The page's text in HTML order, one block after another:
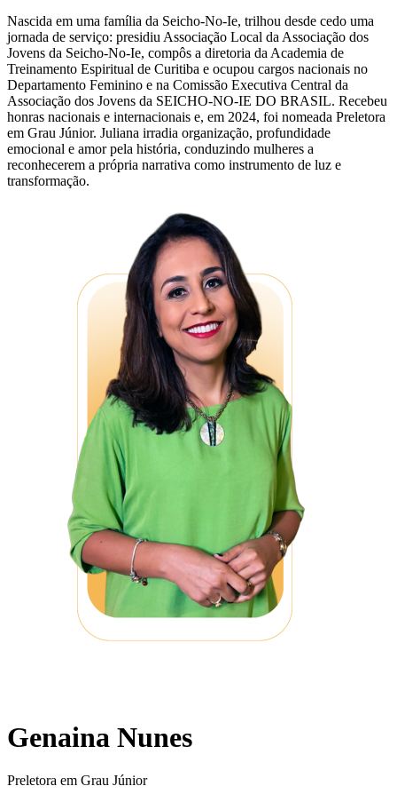
Nascida em uma família da Seicho-No-Ie, trilhou desde cedo uma
jornada de serviço: presidiu Associação Local da Associação dos
Jovens da Seicho-No-Ie, compôs a diretoria da Academia de
Treinamento Espiritual de Curitiba e ocupou cargos nacionais no
Departamento Feminino e na Comissão Executiva Central da
Associação dos Jovens da SEICHO-NO-IE DO BRASIL. Recebeu
honras nacionais e internacionais e, em 2024, foi nomeada Preletora
em Grau Júnior. Juliana irradia organização, profundidade
emocional e amor pela história, conduzindo mulheres a
reconhecerem a própria narrativa como instrumento de luz e
transformação.
Genaina Nunes
Preletora em Grau Júnior